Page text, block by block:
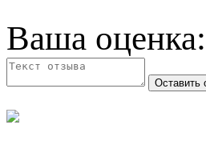
Ваша оценка: